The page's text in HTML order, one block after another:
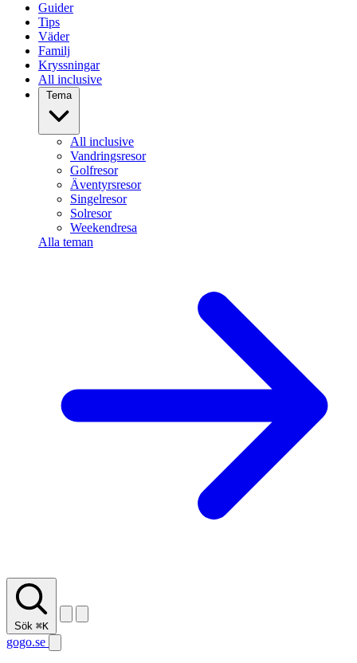
Guider
Tips
Väder
Familj
Kryssningar
All inclusive
Tema
All inclusive
Vandringsresor
Golfresor
Äventyrsresor
Singelresor
Solresor
Weekendresa
Alla teman
Sök ⌘K
gogo.se